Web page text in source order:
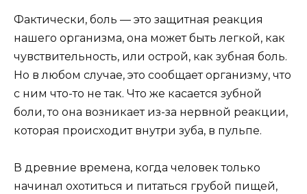
Фактически, боль — это защитная реакция
нашего организма, она может быть легкой, как
чувствительность, или острой, как зубная боль.
Но в любом случае, это сообщает организму, что
с ним что-то не так. Что же касается зубной
боли, то она возникает из-за нервной реакции,
которая происходит внутри зуба, в пульпе.
В древние времена, когда человек только
начинал охотиться и питаться грубой пищей,